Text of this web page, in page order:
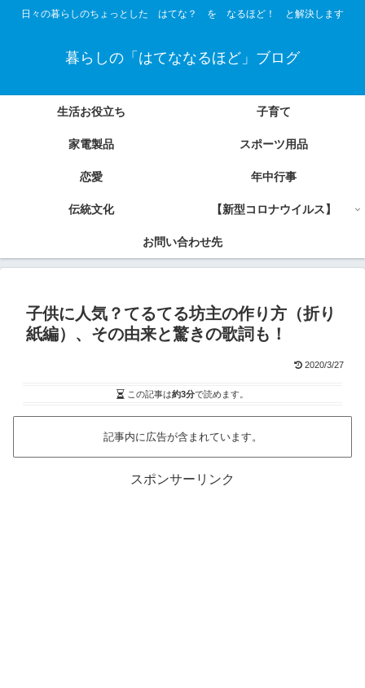
日々の暮らしのちょっとした はてな？ を なるほど！ と解決します
暮らしの「はてななるほど」ブログ
生活お役立ち 子育て
家電製品 スポーツ用品
恋愛 年中行事
伝統文化 【新型コロナウイルス】
お問い合わせ先
子供に人気？てるてる坊主の作り方（折り
紙編）、その由来と驚きの歌詞も！
2020/3/27
この記事は約3分で読めます。
記事内に広告が含まれています。
スポンサーリンク